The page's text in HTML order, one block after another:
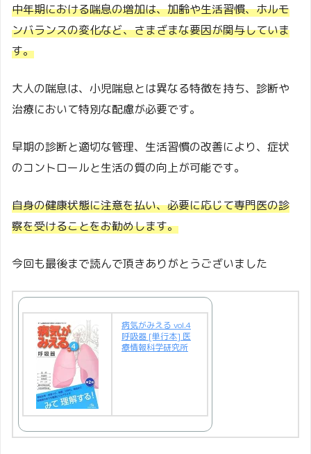
中年期における喘息の増加は、加齢や生活習慣、ホルモ
ンバランスの変化など、さまざまな要因が関与していま
す。
大人の喘息は、小児喘息とは異なる特徴を持ち、診断や
治療において特別な配慮が必要です。
早期の診断と適切な管理、生活習慣の改善により、症状
のコントロールと生活の質の向上が可能です。
自身の健康状態に注意を払い、必要に応じて専門医の診
察を受けることをお勧めします。
今回も最後まで読んで頂きありがとうございました
病気がみえる vol.4
呼吸器 [単行本] 医
療情報科学研究所